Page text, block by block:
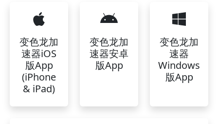
变色龙加
速器iOS
版App
(iPhone
& iPad)
变色龙加
速器安卓
版App
变色龙加
速器
Windows
版App